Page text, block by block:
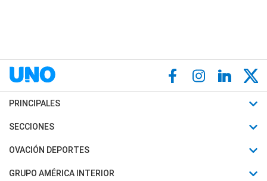
PRINCIPALES
Últimas Noticias
Política
SECCIONES
Horóscopo
Motores
OVACIÓN DEPORTES
Fútbol
GRUPO AMÉRICA INTERIOR